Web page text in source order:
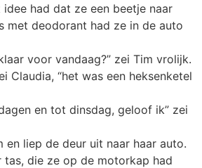
had dat ze een beetje naar
met deodorant had ze in de auto
voor vandaag?” zei Tim vrolijk.
Claudia, “het was een heksenketel
en tot dinsdag, geloof ik” zei
en liep de deur uit naar haar auto.
tas, die ze op de motorkap had